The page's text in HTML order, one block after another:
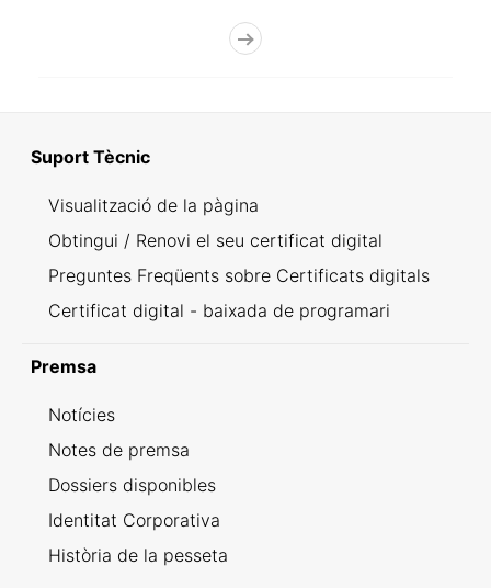
Suport Tècnic
Visualització de la pàgina
Obtingui / Renovi el seu certificat digital
Preguntes Freqüents sobre Certificats digitals
Certificat digital - baixada de programari
Premsa
Notícies
Notes de premsa
Dossiers disponibles
Identitat Corporativa
Història de la pesseta